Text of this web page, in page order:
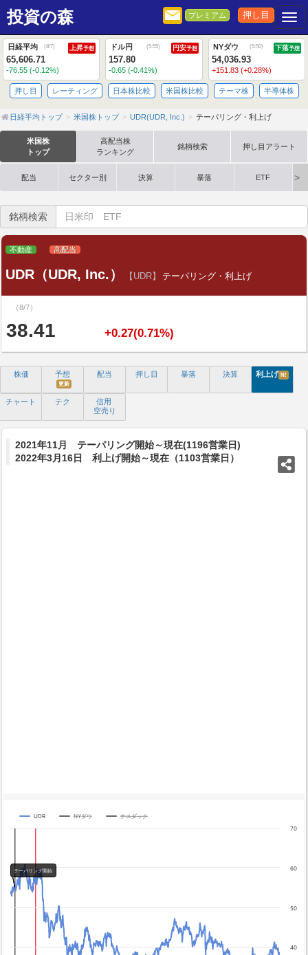
投資の森 プレミアム 押し目
日経平均 (8/7) 上昇予想
65,606.71
-76.55 (-0.12%)
ドル円 (5:55) 円安予想
157.80
-0.65 (-0.41%)
NYダウ (5:50) 下落予想
54,036.93
+151.83 (+0.28%)
押し目 レーティング 日本株比較 米国株比較 テーマ株 半導体株
日経平均トップ 米国株トップ UDR(UDR, Inc.) テーパリング・利上げ
米国株
トップ
高配当株
ランキング
銘柄検索 押し目アラート
配当 セクター別 決算 暴落 ETF
銘柄検索
不動産 高配当
UDR（UDR, Inc.） 【UDR】 テーパリング・利上げ
（8/7）
38.41 +0.27(0.71%)
株価 予想
更新
配当 押し目 暴落 決算 利上げ N!
チャート テク
信用
空売り
2021年11月 テーパリング開始～現在(1196営業日)
2022年3月16日 利上げ開始～現在（1103営業日）
Chart
The chart has 4 Y axes displaying yA0, yA1, yA2, and yA3.
Chart annotations summary
テーパリング開始
利上げ開始
テーパリング開始
UDR NYダウ ナスダック
40
50
60
70